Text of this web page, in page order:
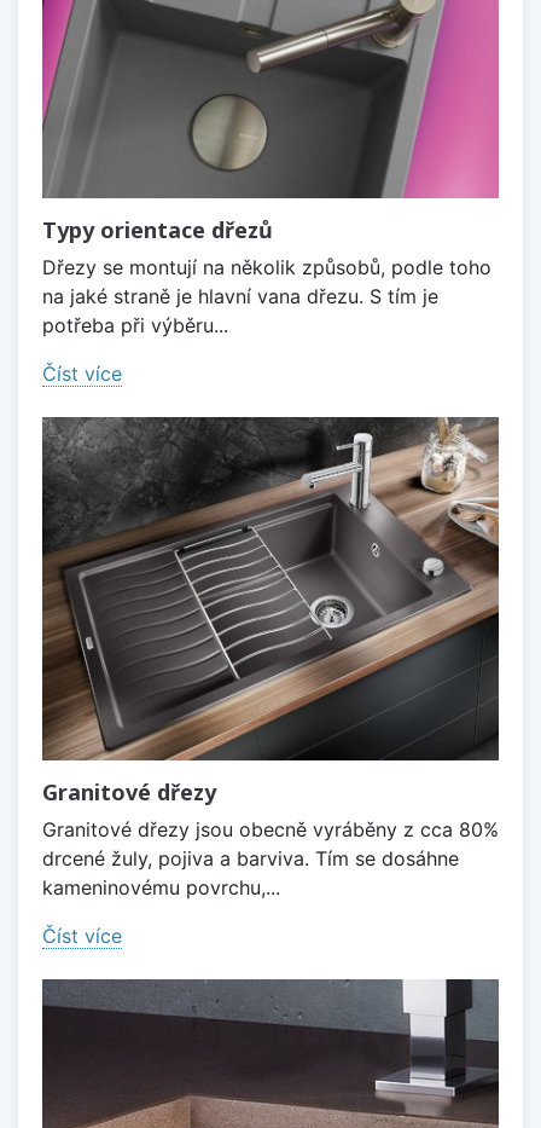
Typy orientace dřezů
Dřezy se montují na několik způsobů, podle toho
na jaké straně je hlavní vana dřezu. S tím je
potřeba při výběru...
Číst více
Granitové dřezy
Granitové dřezy jsou obecně vyráběny z cca 80%
drcené žuly, pojiva a barviva. Tím se dosáhne
kameninovému povrchu,...
Číst více